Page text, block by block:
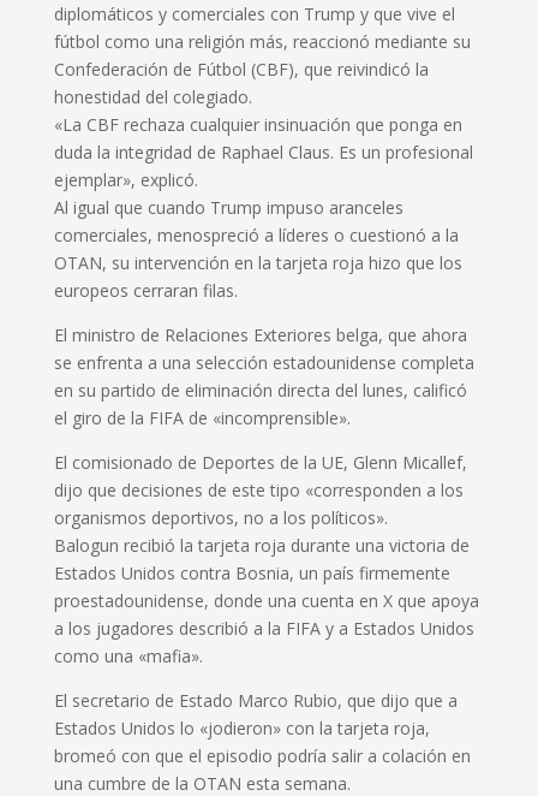
diplomáticos y comerciales con Trump y que vive el
fútbol como una religión más, reaccionó mediante su
Confederación de Fútbol (CBF), que reivindicó la
honestidad del colegiado.
«La CBF rechaza cualquier insinuación que ponga en
duda la integridad de Raphael Claus. Es un profesional
ejemplar», explicó.
Al igual que cuando Trump impuso aranceles
comerciales, menospreció a líderes o cuestionó a la
OTAN, su intervención en la tarjeta roja hizo que los
europeos cerraran filas.
El ministro de Relaciones Exteriores belga, que ahora
se enfrenta a una selección estadounidense completa
en su partido de eliminación directa del lunes, calificó
el giro de la FIFA de «incomprensible».
El comisionado de Deportes de la UE, Glenn Micallef,
dijo que decisiones de este tipo «corresponden a los
organismos deportivos, no a los políticos».
Balogun recibió la tarjeta roja durante una victoria de
Estados Unidos contra Bosnia, un país firmemente
proestadounidense, donde una cuenta en X que apoya
a los jugadores describió a la FIFA y a Estados Unidos
como una «mafia».
El secretario de Estado Marco Rubio, que dijo que a
Estados Unidos lo «jodieron» con la tarjeta roja,
bromeó con que el episodio podría salir a colación en
una cumbre de la OTAN esta semana.